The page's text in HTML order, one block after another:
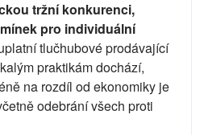
tržní konkurenci,
pro individuální
tlučhubové prodávající
praktikám dochází,
na rozdíl od ekonomiky je
odebrání všech proti